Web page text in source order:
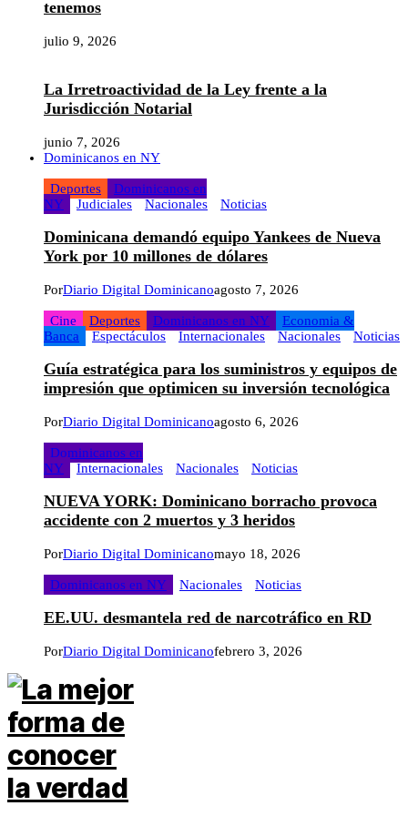
tenemos
julio 9, 2026
La Irretroactividad de la Ley frente a la
Jurisdicción Notarial
junio 7, 2026
Dominicanos en NY
Deportes
Dominicanos en
NY
Judiciales Nacionales Noticias
Dominicana demandó equipo Yankees de Nueva
York por 10 millones de dólares
PorDiario Digital Dominicanoagosto 7, 2026
Cine Deportes Dominicanos en NY
Economia &
Banca
Espectáculos Internacionales Nacionales Noticias
Guía estratégica para los suministros y equipos de
impresión que optimicen su inversión tecnológica
PorDiario Digital Dominicanoagosto 6, 2026
Dominicanos en
NY
Internacionales Nacionales Noticias
NUEVA YORK: Dominicano borracho provoca
accidente con 2 muertos y 3 heridos
PorDiario Digital Dominicanomayo 18, 2026
Dominicanos en NY Nacionales Noticias
EE.UU. desmantela red de narcotráfico en RD
PorDiario Digital Dominicanofebrero 3, 2026